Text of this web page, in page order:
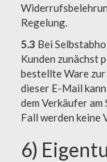
Regelung.
5.3 Bei
Kunden zunächst
bestellte Ware
dieser E-Mail
dem Verkäufer am
Fall werden keine
6)